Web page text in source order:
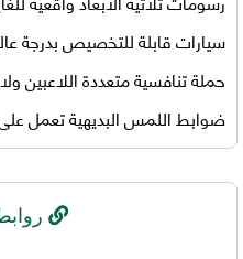
سيارات قابلة للتخصيص بدرجة
حملة تنافسية متعددة اللاعبين
ضوابط اللمس البديهية تعمل